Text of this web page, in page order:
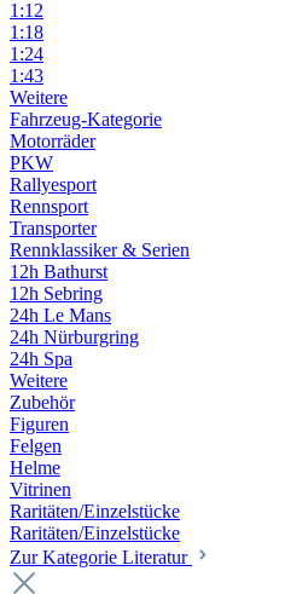
1:12
1:18
1:24
1:43
Weitere
Fahrzeug-Kategorie
Motorräder
PKW
Rallyesport
Rennsport
Transporter
Rennklassiker & Serien
12h Bathurst
12h Sebring
24h Le Mans
24h Nürburgring
24h Spa
Weitere
Zubehör
Figuren
Felgen
Helme
Vitrinen
Raritäten/Einzelstücke
Raritäten/Einzelstücke
Zur Kategorie Literatur